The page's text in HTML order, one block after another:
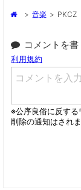
> 音楽 > PKCZ
コメントを書